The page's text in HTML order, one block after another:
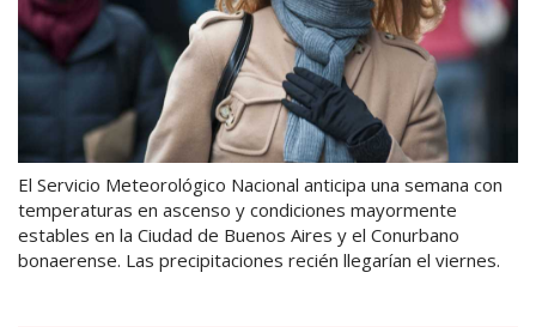
El Servicio Meteorológico Nacional anticipa una semana con
temperaturas en ascenso y condiciones mayormente
estables en la Ciudad de Buenos Aires y el Conurbano
bonaerense. Las precipitaciones recién llegarían el viernes.